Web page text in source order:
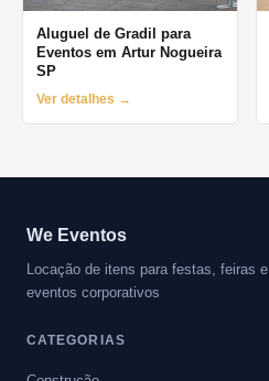
Aluguel de Gradil para
Eventos em Artur Nogueira
SP
Ver detalhes →
We Eventos
Locação de itens para festas, feiras e
eventos corporativos
CATEGORIAS